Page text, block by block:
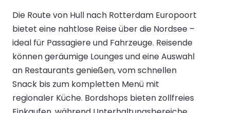
Die Route von Hull nach Rotterdam Europoort
bietet eine nahtlose Reise über die Nordsee –
ideal für Passagiere und Fahrzeuge. Reisende
können geräumige Lounges und eine Auswahl
an Restaurants genießen, vom schnellen
Snack bis zum kompletten Menü mit
regionaler Küche. Bordshops bieten zollfreies